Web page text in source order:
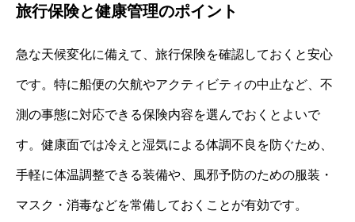
旅行保険と健康管理のポイント
急な天候変化に備えて、旅行保険を確認しておくと安心
です。特に船便の欠航やアクティビティの中止など、不
測の事態に対応できる保険内容を選んでおくとよいで
す。健康面では冷えと湿気による体調不良を防ぐため、
手軽に体温調整できる装備や、風邪予防のための服装・
マスク・消毒などを常備しておくことが有効です。